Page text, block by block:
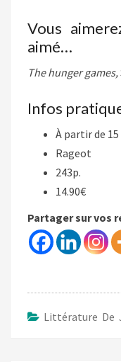
Vous
aimé…
The hunger games,
Infos
À partir de 15
Rageot
243p.
14.90€
Partager sur vos
Littérature De